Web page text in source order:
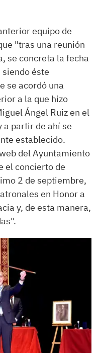
equipo de
"tras una reunión
se concreta la fecha
éste
se acordó una
a la que hizo
Ángel Ruiz en el
a partir de ahí se
establecido.
del Ayuntamiento
el concierto de
2 de septiembre,
en Honor a
y, de esta manera,